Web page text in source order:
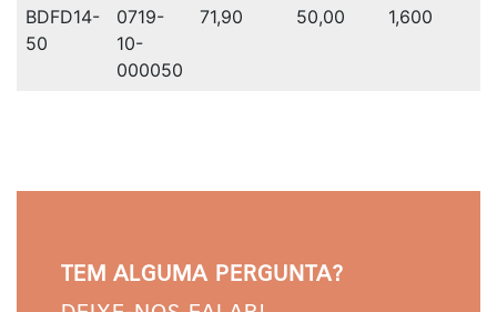
BDFD14-
50
0719-
10-
000050
71,90 50,00 1,600
TEM ALGUMA PERGUNTA?